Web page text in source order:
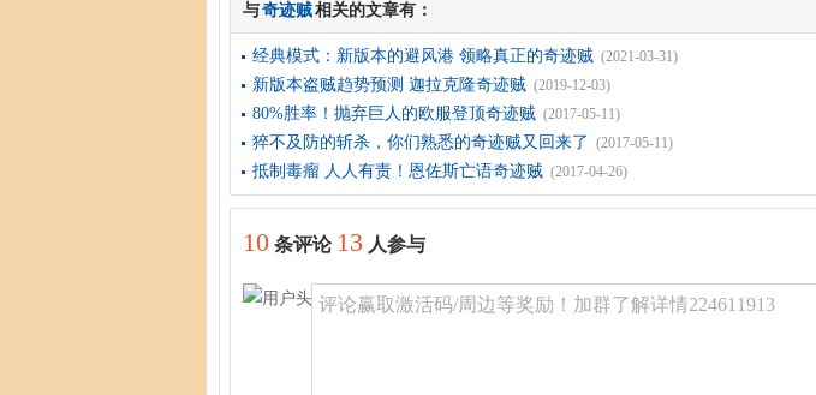
与奇迹贼相关的文章有：
经典模式：新版本的避风港 领略真正的奇迹贼 (2021-03-31)
新版本盗贼趋势预测 迦拉克隆奇迹贼 (2019-12-03)
80%胜率！抛弃巨人的欧服登顶奇迹贼 (2017-05-11)
猝不及防的斩杀，你们熟悉的奇迹贼又回来了 (2017-05-11)
抵制毒瘤 人人有责！恩佐斯亡语奇迹贼 (2017-04-26)
10 条评论 13 人参与
评论赢取激活码/周边等奖励！加群了解详情224611913